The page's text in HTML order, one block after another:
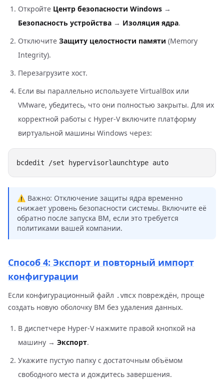
Откройте Центр безопасности Windows →
Безопасность устройства → Изоляция ядра.
Отключите Защиту целостности памяти (Memory
Integrity).
Перезагрузите хост.
Если вы параллельно используете VirtualBox или
VMware, убедитесь, что они полностью закрыты. Для их
корректной работы с Hyper-V включите платформу
виртуальной машины Windows через:
⚠️ Важно: Отключение защиты ядра временно
снижает уровень безопасности системы. Включите её
обратно после запуска ВМ, если это требуется
политиками вашей компании.
Способ 4: Экспорт и повторный импорт
конфигурации
Если конфигурационный файл .vmcx повреждён, проще
создать новую оболочку ВМ без удаления данных.
В диспетчере Hyper-V нажмите правой кнопкой на
машину → Экспорт.
Укажите пустую папку с достаточным объёмом
свободного места и дождитесь завершения.